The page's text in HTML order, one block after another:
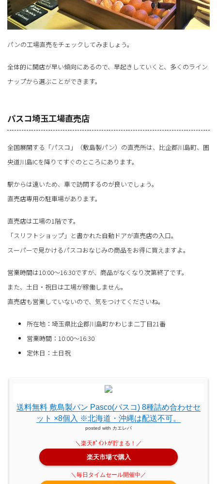
パンの工場直売をチェックしてみましょう。
全体的に開店が早い傾向にあるので、早起きしていくと、多くのライン
ナップから選ぶことができます。
パスコ埼玉工場直売店
全国展開する「パスコ」（敷島製パン）の直売所は、比企郡川島町、圏
央道川島ICを降りてすぐのところにあります。
駅からは遠いため、車で訪問するのが良いでしょう。
直売店専用の駐車場があります。
直売店は工場の1階です。
「スリフトショップ」と書かれた自動ドアが直売店の入口。
スーパーで見かけるパスコおなじみの商品をお得に買えますよ。
営業時間は10:00～16:30ですが、商品がなくなり次第終了です。
また、土日・祝日は工場が稼働しません。
直売店も営業していないので、気をつけてくださいね。
所在地：埼玉県比企郡川島町かわじま二丁目21番
営業時間：10:00～16:30
定休日：土日祝
送料無料 敷島製パン Pasco(パスコ) 8種詰め合わせセ
ット ×8個入 ※北海道・沖縄は配送不可。
posted with カエレバ
楽天市場で購入